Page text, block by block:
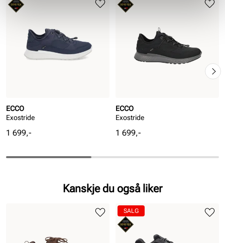
ECCO
Exostride
Pris
1 699,-
ECCO
Exostride
Pris
1 699,-
Kanskje du også liker
SALG